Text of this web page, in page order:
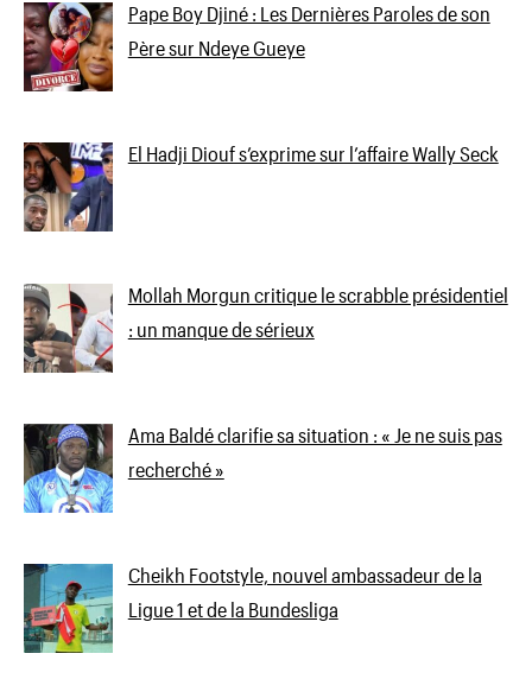
Pape Boy Djiné : Les Dernières Paroles de son
Père sur Ndeye Gueye
El Hadji Diouf s’exprime sur l’affaire Wally Seck
Mollah Morgun critique le scrabble présidentiel
: un manque de sérieux
Ama Baldé clarifie sa situation : « Je ne suis pas
recherché »
Cheikh Footstyle, nouvel ambassadeur de la
Ligue 1 et de la Bundesliga